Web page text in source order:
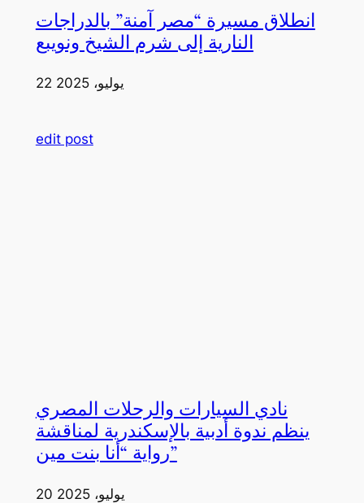
انطلاق مسيرة “مصر آمنة” بالدراجات
النارية إلى شرم الشيخ ونويبع
22 يوليو، 2025
edit post
نادي السيارات والرحلات المصري
ينظم ندوة أدبية بالإسكندرية لمناقشة
رواية “أنا بنت مين”
20 يوليو، 2025